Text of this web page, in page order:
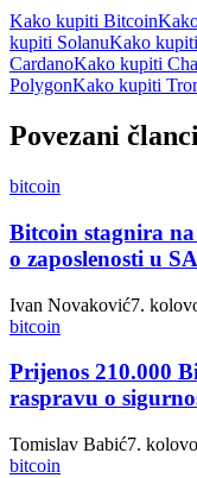
Kako kupiti Bitcoin
kupiti SolanuKako
CardanoKako kupiti
PolygonKako kupiti
Povezani
bitcoin
Bitcoin stagnira
o zaposlenosti u
Ivan Novaković7.
bitcoin
Prijenos 210.000
raspravu o
Tomislav Babić7.
bitcoin